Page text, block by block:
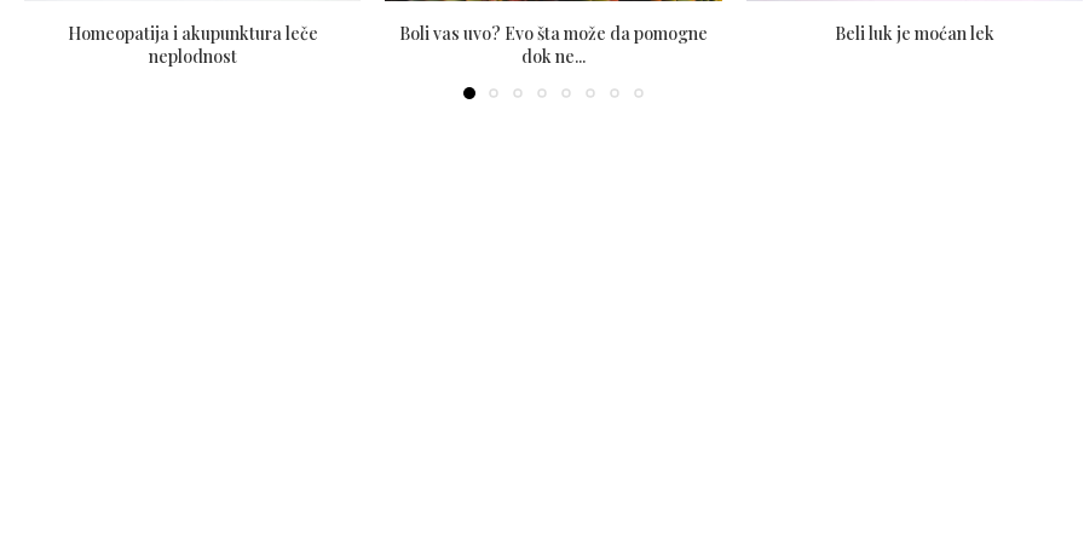
Homeopatija i akupunktura leče
neplodnost
Boli vas uvo? Evo šta može da pomogne
dok ne...
Beli luk je moćan lek